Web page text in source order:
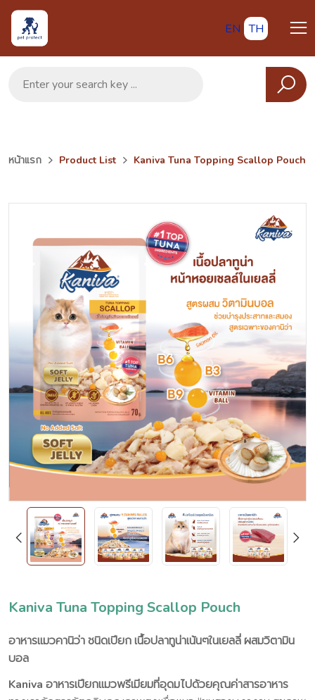
EN TH
หน้าแรก Product List Kaniva Tuna Topping Scallop Pouch
Kaniva Tuna Topping Scallop Pouch
อาหารแมวคานิว่า ชนิดเปียก เนื้อปลาทูน่าเน้นๆในเยลลี่ ผสมวิตามิน
บอล
Kaniva อาหารเปียกแมวพรีเมียมที่อุดมไปด้วยคุณค่าสารอาหาร